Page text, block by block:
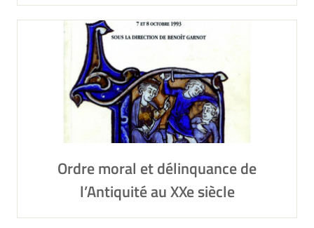
Ordre moral et délinquance de
l’Antiquité au XXe siècle